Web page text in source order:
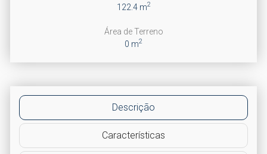
122.4 m2
Área de Terreno
0 m2
Descrição
Características